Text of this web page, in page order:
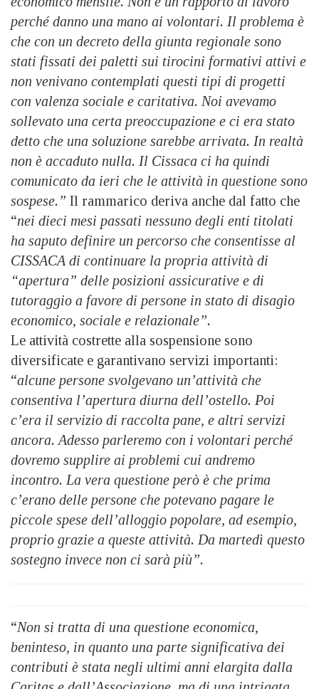
perché danno una mano ai volontari. Il problema è
che con un decreto della giunta regionale sono
stati fissati dei paletti sui tirocini formativi attivi e
non venivano contemplati questi tipi di progetti
con valenza sociale e caritativa. Noi avevamo
sollevato una certa preoccupazione e ci era stato
detto che una soluzione sarebbe arrivata. In realtà
non è accaduto nulla. Il Cissaca ci ha quindi
comunicato da ieri che le attività in questione sono
sospese.” Il rammarico deriva anche dal fatto che
“nei dieci mesi passati nessuno degli enti titolati
ha saputo definire un percorso che consentisse al
CISSACA di continuare la propria attività di
“apertura” delle posizioni assicurative e di
tutoraggio a favore di persone in stato di disagio
economico, sociale e relazionale”.
Le attività costrette alla sospensione sono
diversificate e garantivano servizi importanti:
“alcune persone svolgevano un’attività che
consentiva l’apertura diurna dell’ostello. Poi
c’era il servizio di raccolta pane, e altri servizi
ancora. Adesso parleremo con i volontari perché
dovremo supplire ai problemi cui andremo
incontro. La vera questione però è che prima
c’erano delle persone che potevano pagare le
piccole spese dell’alloggio popolare, ad esempio,
proprio grazie a queste attività. Da martedì questo
sostegno invece non ci sarà più”.
“Non si tratta di una questione economica,
beninteso, in quanto una parte significativa dei
contributi è stata negli ultimi anni elargita dalla